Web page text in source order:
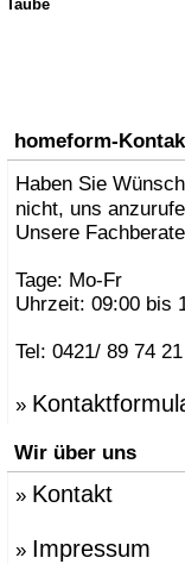
Taube
homeform-
Haben Sie
nicht, uns
Unsere
Tage: Mo-Fr
Uhrzeit: 09:00 bis
Tel: 0421/ 89 74
»
Wir über uns
» Kontakt
» Impressum